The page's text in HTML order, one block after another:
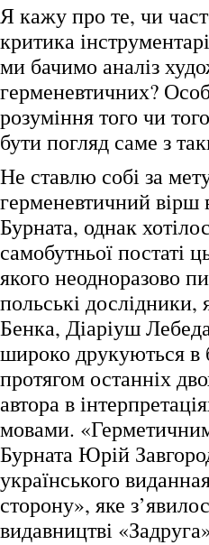
Я кажу про те, чи
критика
ми бачимо аналіз
герменевтичних?
розуміння того чи
бути погляд саме з
Не ставлю собі за
герменевтичний вірш
Бурната, однак
самобутньої постаті
якого неодноразово
польські
Бенка, Діаріуш
широко друкуються в
протягом останніх
автора в
мовами.
Бурната Юрій
українського
сторону», яке
видавництві